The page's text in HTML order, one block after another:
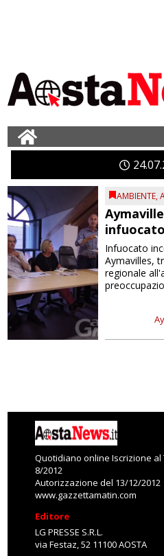
2407
AMBIENTE,
Infuocato
Aymavilles,
regionale
Quotidiano online Iscrizione al
8/2012
Autorizzazione del 13/12/2012
www.gazzettamatin.com
Editore
LG PRESSE S.R.L.
via Festaz, 52 11100 AOSTA